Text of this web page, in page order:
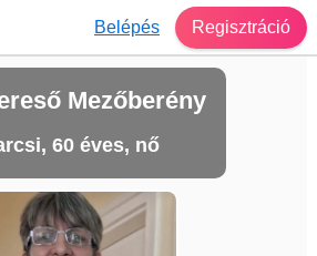
Belépés Regisztráció
Mezőberény
60 éves, nő